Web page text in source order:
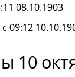
08.10.1903
09:12
10